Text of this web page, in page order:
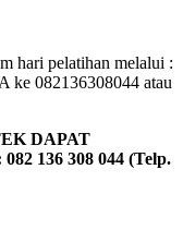
hari pelatihan melalui :
ke 082136308044 atau
DAPAT
136 308 044 (Telp.